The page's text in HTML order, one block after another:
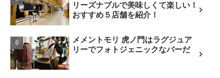
リーズナブルで美味しくて楽しい！
おすすめ５店舗を紹介！
メメントモリ 虎ノ門はラグジュア
リーでフォトジェニックなバーだ